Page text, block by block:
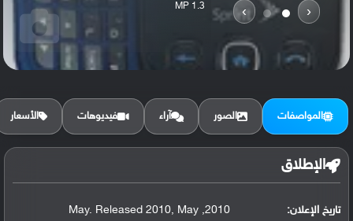
‹
›
1.3 MP
المواصفات الصور آراء فيديوهات الأسعار
الإطلاق
تاريخ الإعلان: 2010, May. Released 2010, May